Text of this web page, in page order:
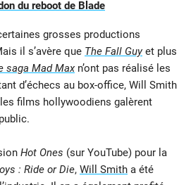
du reboot de Blade
grosses productions
il s’avère que The Fall Guyet plus
saga Mad Max n’ont pas réalisé les
d’échecs au box-office, Will Smith
films hollywoodiens galèrent
Hot Ones (sur YouTube) pour la
: Ride or Die, Will Smith a été